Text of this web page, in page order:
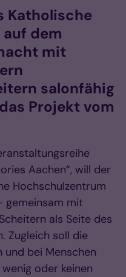
Katholische
dem
mit
salonfähig
Projekt vom
Aachen“, will der
Hochschulzentrum
gemeinsam mit
als Seite des
Zugleich soll die
bei Menschen
oder keinen